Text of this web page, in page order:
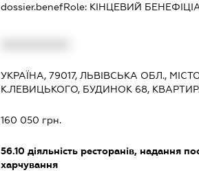
dossier.benefRole: КІНЦЕВИЙ
УКРАЇНА, 79017, ЛЬВІВСЬКА ОБЛ.,
К.ЛЕВИЦЬКОГО, БУДИНОК 68,
160 050 грн.
56.10діяльність ресторанів, надання
харчування